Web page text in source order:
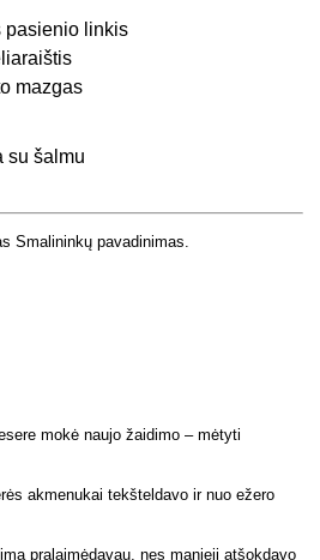
pasienio linkis
mazgas
su šalmu
Smalininkų pavadinimas.
mokė naujo žaidimo – mėtyti
akmenukai tekšteldavo ir nuo ežero
pralaimėdavau, nes manieji atšokdavo